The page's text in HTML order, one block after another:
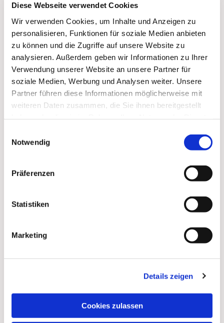
Diese Webseite verwendet Cookies
Wir verwenden Cookies, um Inhalte und Anzeigen zu
personalisieren, Funktionen für soziale Medien anbieten
zu können und die Zugriffe auf unsere Website zu
analysieren. Außerdem geben wir Informationen zu Ihrer
Verwendung unserer Website an unsere Partner für
soziale Medien, Werbung und Analysen weiter. Unsere
Partner führen diese Informationen möglicherweise mit
weiteren Daten zusammen, die Sie ihnen bereitgestellt
Notwendig
Präferenzen
Statistiken
Marketing
Details zeigen
Cookies zulassen
Dies könnte Sie auch